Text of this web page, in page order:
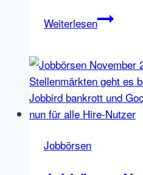
WeiterlesenLinkedIn
der
APEC
Jobbörsen